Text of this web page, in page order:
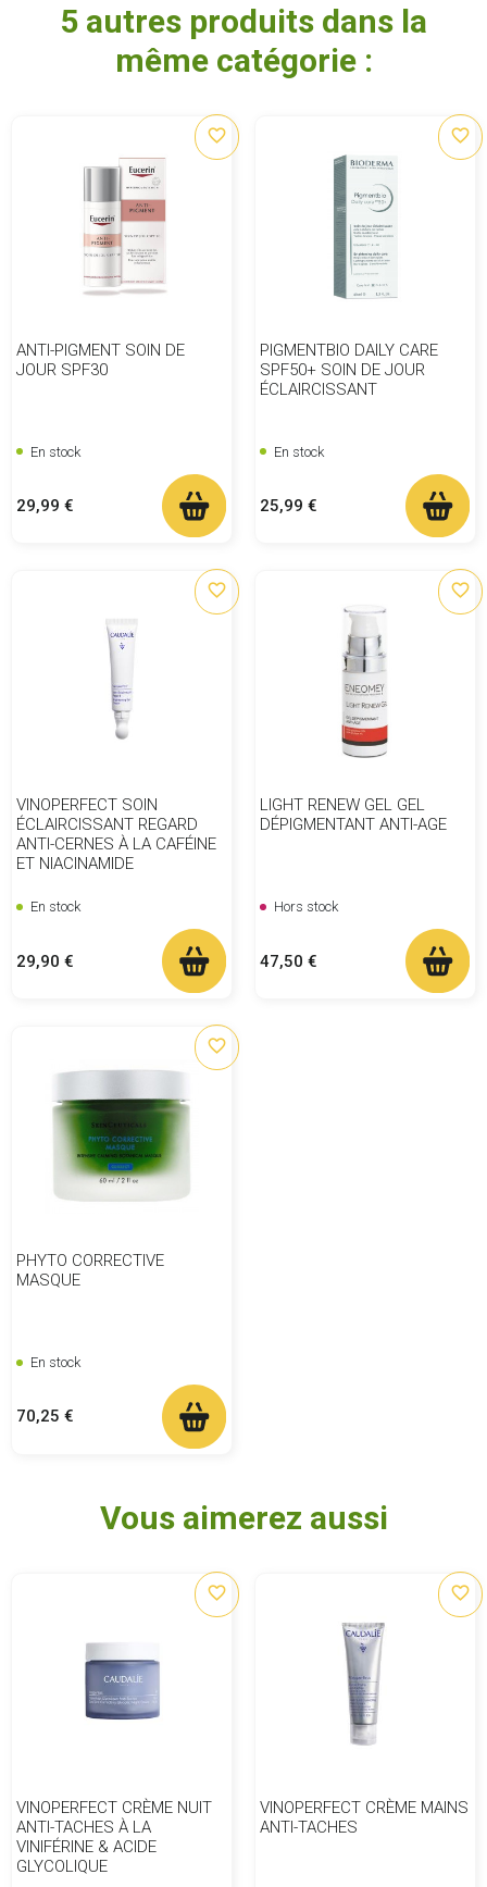
5 autres produits dans la
même catégorie :
ANTI-PIGMENT SOIN DE
JOUR SPF30
favorite_border
En stock
Prix
29,99 €
PIGMENTBIO DAILY CARE
SPF50+ SOIN DE JOUR
ÉCLAIRCISSANT
favorite_border
En stock
Prix
25,99 €
VINOPERFECT SOIN
ÉCLAIRCISSANT REGARD
ANTI-CERNES À LA CAFÉINE
ET NIACINAMIDE
favorite_border
En stock
Prix
29,90 €
LIGHT RENEW GEL GEL
DÉPIGMENTANT ANTI-AGE
favorite_border
Hors stock
Prix
47,50 €
PHYTO CORRECTIVE
MASQUE
favorite_border
En stock
Prix
70,25 €
Vous aimerez aussi
VINOPERFECT CRÈME NUIT
ANTI-TACHES À LA
VINIFÉRINE & ACIDE
GLYCOLIQUE
favorite_border
VINOPERFECT CRÈME MAINS
ANTI-TACHES
favorite_border